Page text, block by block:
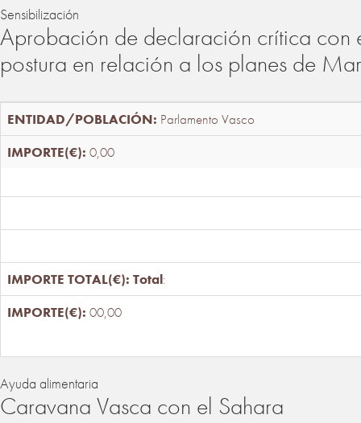
Sensibilización
Aprobación de declaración crítica con
postura en relación a los planes de
Parlamento Vasco
0,00
Total:
00,00
Ayuda alimentaria
Caravana Vasca con el Sahara